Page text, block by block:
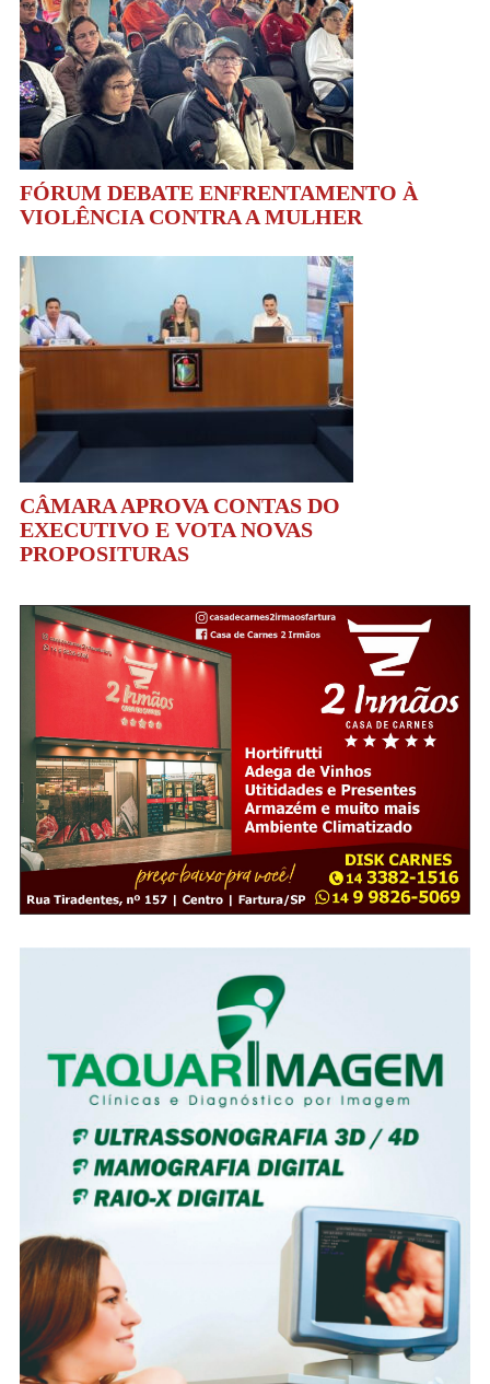
FÓRUM DEBATE ENFRENTAMENTO À
VIOLÊNCIA CONTRA A MULHER
CÂMARA APROVA CONTAS DO
EXECUTIVO E VOTA NOVAS
PROPOSITURAS